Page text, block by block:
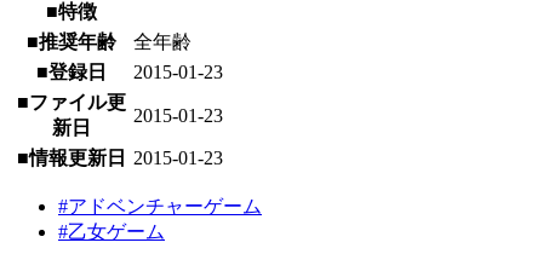
■特徴
■推奨年齢
全年齢
■登録日
2015-01-23
■ファイル更
新日
2015-01-23
■情報更新日 2015-01-23
#アドベンチャーゲーム
#乙女ゲーム